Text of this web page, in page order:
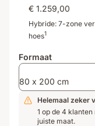
€ 1.259,00
Hybride: 7-zone
hoes1
Formaat
80 x 200 cm
Helemaal zeker
1 op de 4
juiste maat.